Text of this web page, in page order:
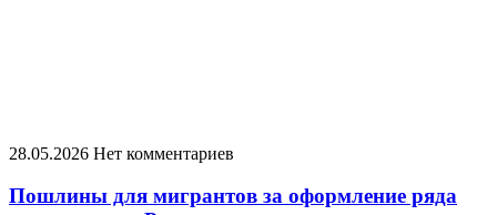
28.05.2026 Нет комментариев
Пошлины для мигрантов за оформление ряда